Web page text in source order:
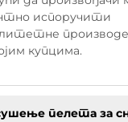
испоручити
производе
купцима.
пелета за